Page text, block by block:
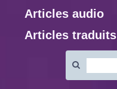
Articles audio
Articles traduits
: